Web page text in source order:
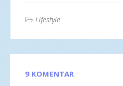
Lifestyle
9 KOMENTAR